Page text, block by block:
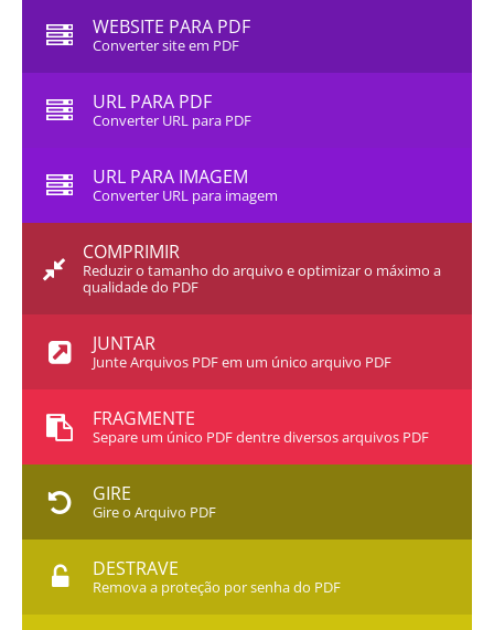
WEBSITE PARA PDF
Converter site em PDF
URL PARA PDF
Converter URL para PDF
URL PARA IMAGEM
Converter URL para imagem
COMPRIMIR
Reduzir o tamanho do arquivo e optimizar o máximo a
qualidade do PDF
JUNTAR
Junte Arquivos PDF em um único arquivo PDF
FRAGMENTE
Separe um único PDF dentre diversos arquivos PDF
GIRE
Gire o Arquivo PDF
DESTRAVE
Remova a proteção por senha do PDF